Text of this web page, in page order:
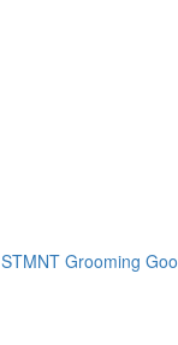
STMNT Grooming